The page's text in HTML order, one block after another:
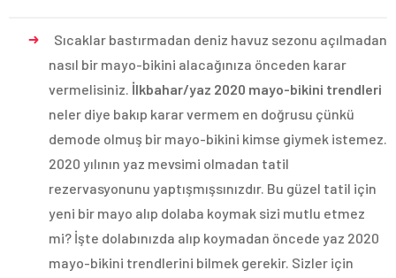
Sıcaklar bastırmadan deniz havuz sezonu açılmadan
nasıl bir mayo-bikini alacağınıza önceden karar
vermelisiniz. İlkbahar/yaz 2020 mayo-bikini trendleri
neler diye bakıp karar vermem en doğrusu çünkü
demode olmuş bir mayo-bikini kimse giymek istemez.
2020 yılının yaz mevsimi olmadan tatil
rezervasyonunu yaptışmışsınızdır. Bu güzel tatil için
yeni bir mayo alıp dolaba koymak sizi mutlu etmez
mi? İşte dolabınızda alıp koymadan öncede yaz 2020
mayo-bikini trendlerini bilmek gerekir. Sizler için